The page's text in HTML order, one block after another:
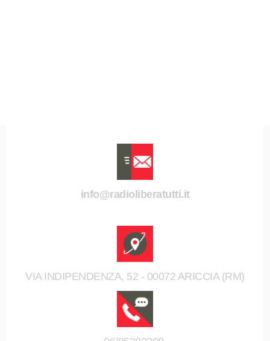
info@radioliberatutti.it
VIA INDIPENDENZA, 52 - 00072 ARICCIA (RM)